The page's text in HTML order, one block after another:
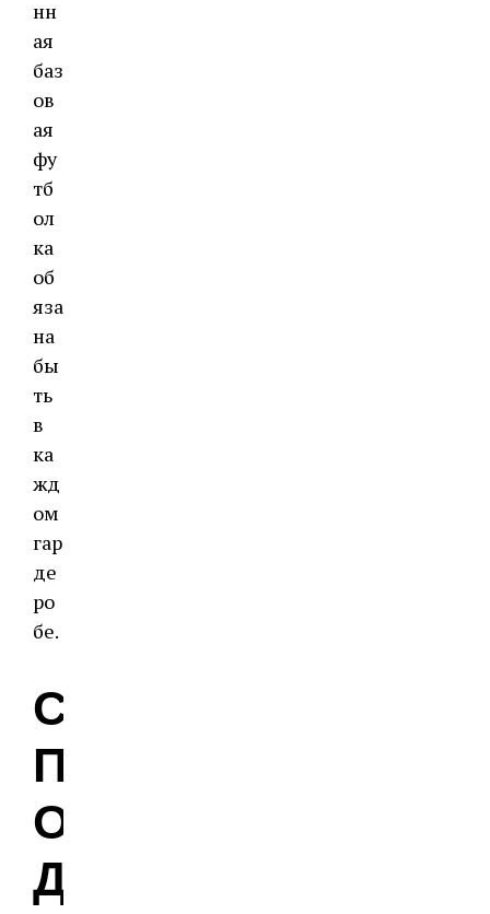
нн
ая
баз
ов
ая
фу
тб
ол
ка
об
яза
на
бы
ть
в
ка
жд
ом
гар
де
ро
бе.
С
П
О
Д